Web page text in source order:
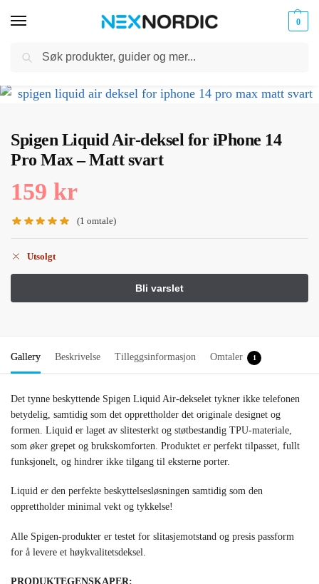
0
til
Kabler
Spigen Liquid Air-deksel for iPhone 14
Pro Max – Matt svart
159 kr
(1 omtale)
Utsolgt
Gallery Beskrivelse Tilleggsinformasjon Omtaler 1
Det tynne beskyttende Spigen Liquid Air-dekselet tykner ikke telefonen
betydelig, samtidig som det opprettholder det originale designet og
formen. Liquid er laget av slitesterkt og støtbestandig TPU-materiale,
som øker grepet og brukskomforten. Produktet er perfekt tilpasset, fullt
funksjonelt, og hindrer ikke tilgang til eksterne porter.
Liquid er den perfekte beskyttelsesløsningen samtidig som den
opprettholder minimal vekt og tykkelse!
Alle Spigen-produkter er testet for slitasjemotstand og presis passform
for å levere et høykvalitetsdeksel.
PRODUKTEGENSKAPER: